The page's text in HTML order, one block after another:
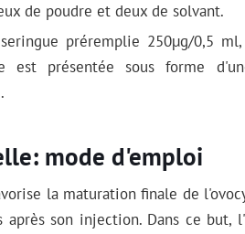
de poudre et deux de solvant.
préremplie 250µg/0,5
est présentée sous forme
mode d'emploi
la maturation finale de
après son injection. Dans ce but,